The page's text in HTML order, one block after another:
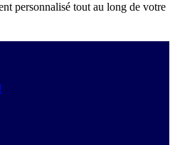
personnalisé tout au long de votre